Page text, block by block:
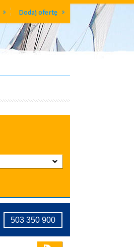
Dodaj ofertę
503 350 900